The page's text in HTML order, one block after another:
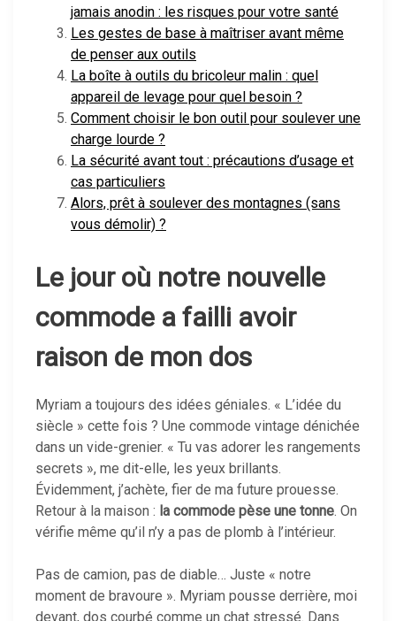
jamais anodin : les risques pour votre santé
Les gestes de base à maîtriser avant même
de penser aux outils
La boîte à outils du bricoleur malin : quel
appareil de levage pour quel besoin ?
Comment choisir le bon outil pour soulever une
charge lourde ?
La sécurité avant tout : précautions d’usage et
cas particuliers
Alors, prêt à soulever des montagnes (sans
vous démolir) ?
Le jour où notre nouvelle
commode a failli avoir
raison de mon dos
Myriam a toujours des idées géniales. « L’idée du
siècle » cette fois ? Une commode vintage dénichée
dans un vide-grenier. « Tu vas adorer les rangements
secrets », me dit-elle, les yeux brillants.
Évidemment, j’achète, fier de ma future prouesse.
Retour à la maison : la commode pèse une tonne. On
vérifie même qu’il n’y a pas de plomb à l’intérieur.
Pas de camion, pas de diable… Juste « notre
moment de bravoure ». Myriam pousse derrière, moi
devant, dos courbé comme un chat stressé. Dans